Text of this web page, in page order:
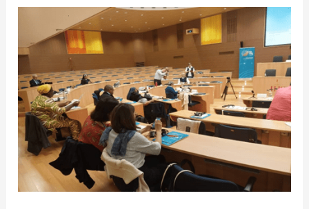
plaidoyer
de
l’UISG
2023